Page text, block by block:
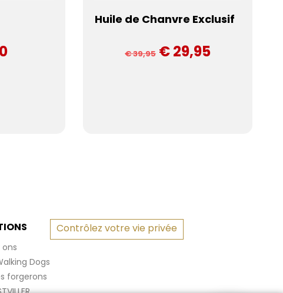
Huile de Chanvre Exclusif
€ 39,95 € 29,95
Dogs
forgerons
Contrôlez votre vie privée